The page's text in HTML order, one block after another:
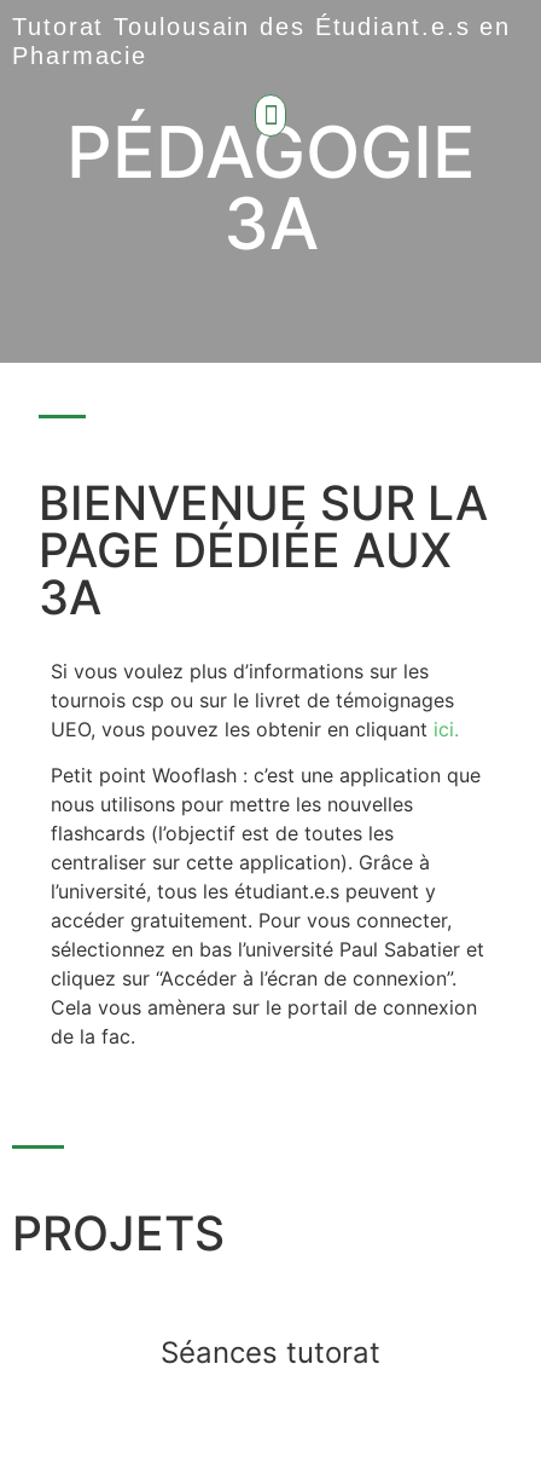
Tutorat Toulousain des Étudiant.e.s en
Pharmacie
PÉDAGOGIE
3A
BIENVENUE SUR LA
PAGE DÉDIÉE AUX
3A
Si vous voulez plus d’informations sur les
tournois csp ou sur le livret de témoignages
UEO, vous pouvez les obtenir en cliquant ici.
Petit point Wooflash : c’est une application que
nous utilisons pour mettre les nouvelles
flashcards (l’objectif est de toutes les
centraliser sur cette application). Grâce à
l’université, tous les étudiant.e.s peuvent y
accéder gratuitement. Pour vous connecter,
sélectionnez en bas l’université Paul Sabatier et
cliquez sur “Accéder à l’écran de connexion”.
Cela vous amènera sur le portail de connexion
de la fac.
PROJETS
Séances tutorat